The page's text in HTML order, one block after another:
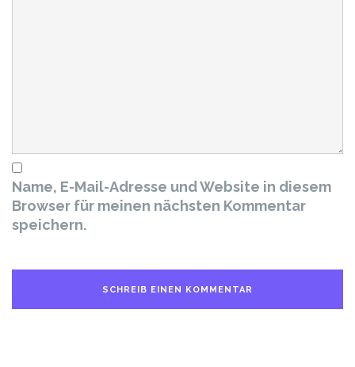
Name, E-Mail-Adresse und Website in diesem
Browser für meinen nächsten Kommentar
speichern.